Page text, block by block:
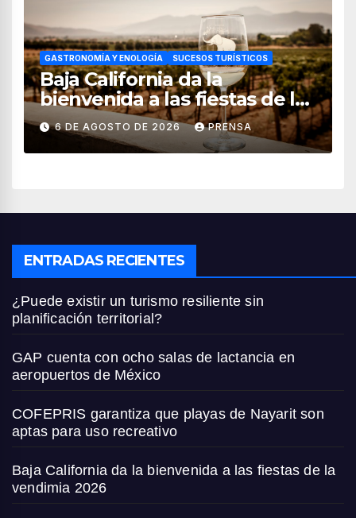
GASTRONOMÍA Y ENOLOGÍA SUCESOS TURÍSTICOS
Baja California da la
bienvenida a las fiestas de la
vendimia 2026
6 DE AGOSTO DE 2026 PRENSA
ENTRADAS RECIENTES
¿Puede existir un turismo resiliente sin
planificación territorial?
GAP cuenta con ocho salas de lactancia en
aeropuertos de México
COFEPRIS garantiza que playas de Nayarit son
aptas para uso recreativo
Baja California da la bienvenida a las fiestas de la
vendimia 2026